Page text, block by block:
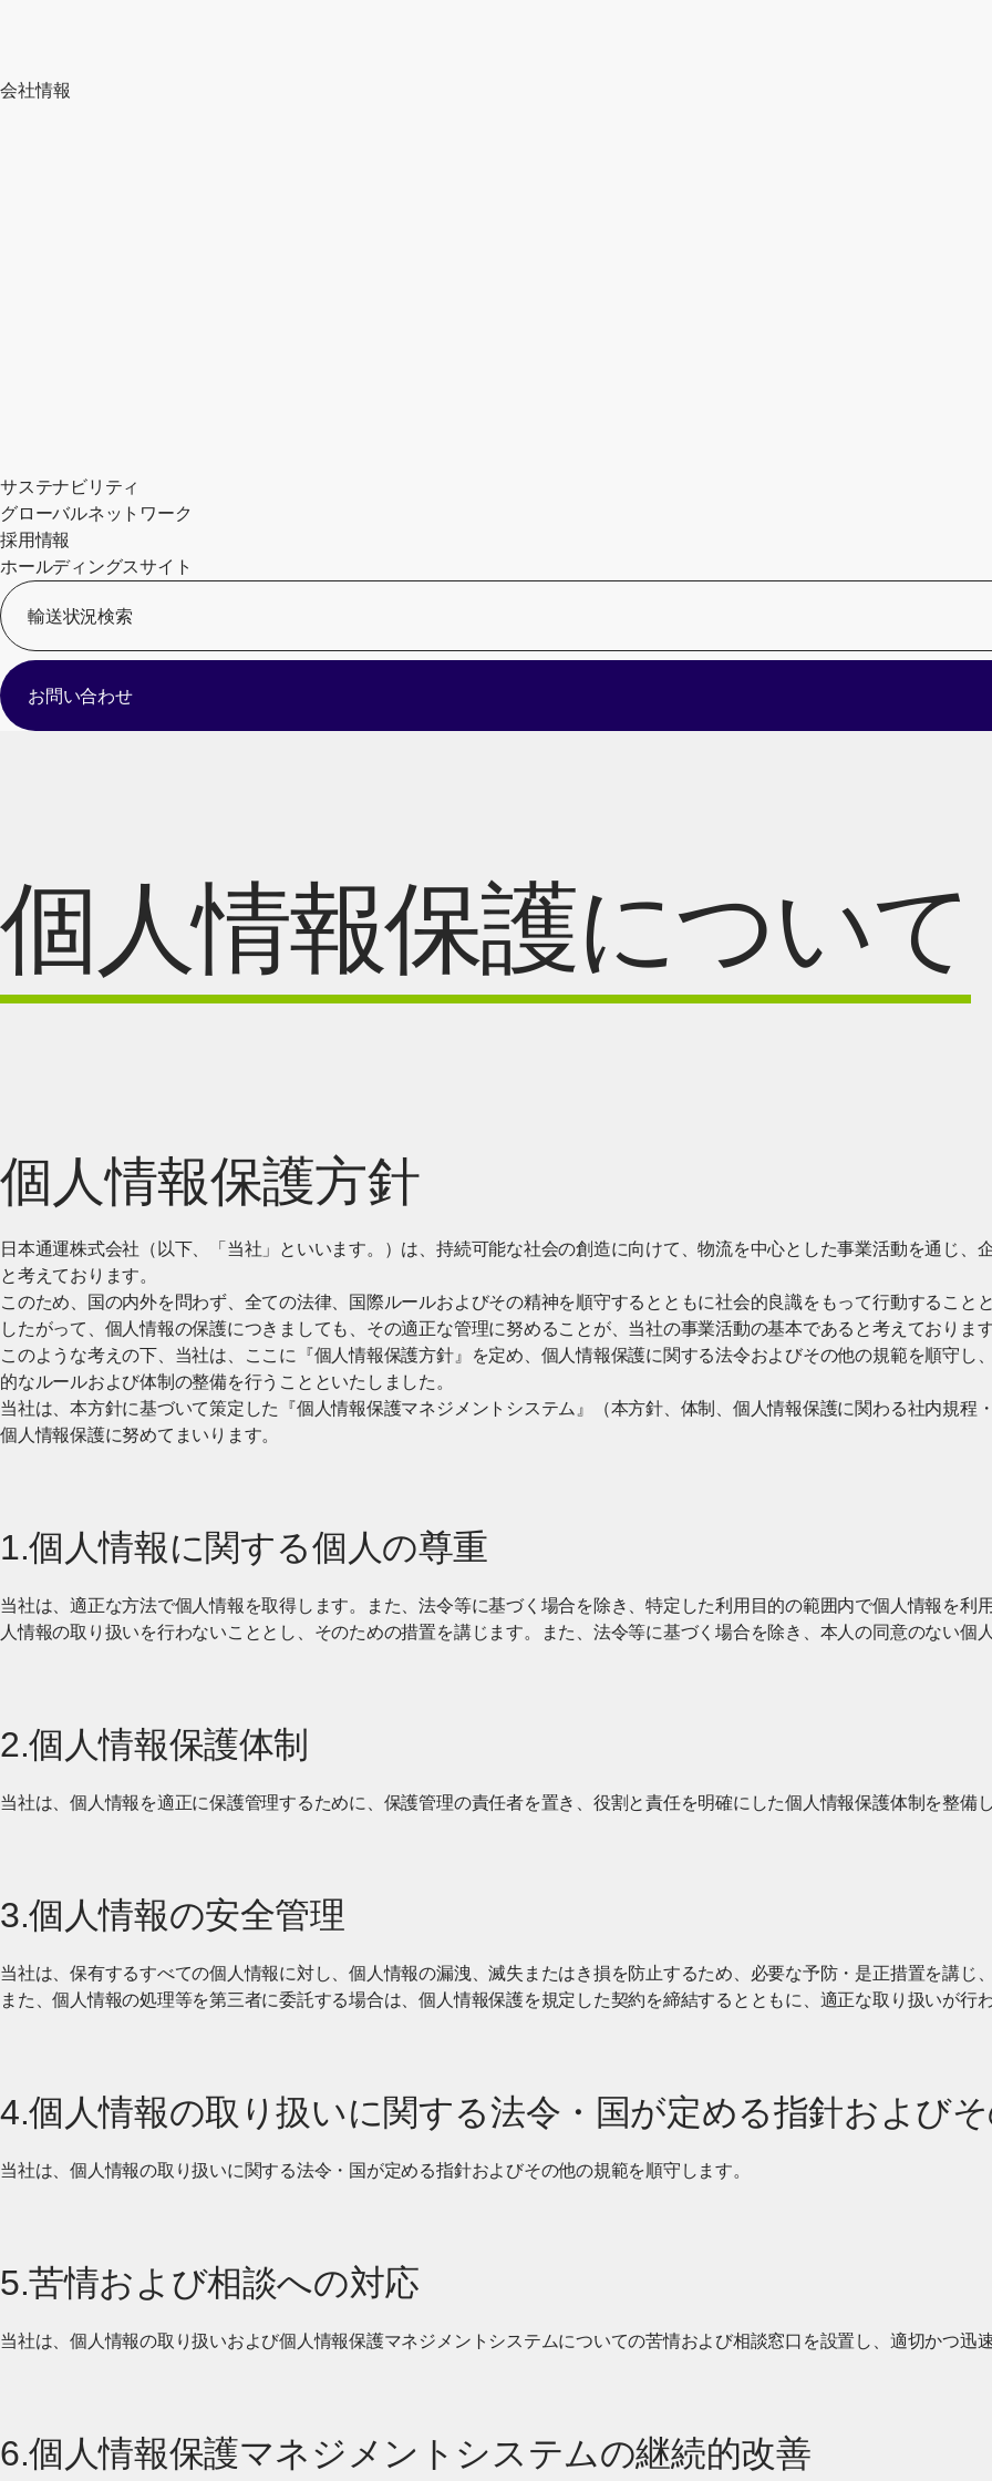
会社情報
サステナビリティ
グローバルネットワーク
採用情報
ホールディングスサイト
輸送状況検索
お問い合わせ
個人情報保護について
個人情報保護方針
日本通運株式会社（以下、「当社」といいます。）は、持続可能な社会の創造に向けて、物流を中心とした事業活動を通じ、
と考えております。
このため、国の内外を問わず、全ての法律、国際ルールおよびその精神を順守するとともに社会的良識をもって行動すること
したがって、個人情報の保護につきましても、その適正な管理に努めることが、当社の事業活動の基本であると考えておりま
このような考えの下、当社は、ここに『個人情報保護方針』を定め、個人情報保護に関する法令およびその他の規範を順守し
的なルールおよび体制の整備を行うことといたしました。
当社は、本方針に基づいて策定した『個人情報保護マネジメントシステム』（本方針、体制、個人情報保護に関わる社内規程
個人情報保護に努めてまいります。
1.個人情報に関する個人の尊重
当社は、適正な方法で個人情報を取得します。また、法令等に基づく場合を除き、特定した利用目的の範囲内で個人情報を利
人情報の取り扱いを行わないこととし、そのための措置を講じます。また、法令等に基づく場合を除き、本人の同意のない個
2.個人情報保護体制
当社は、個人情報を適正に保護管理するために、保護管理の責任者を置き、役割と責任を明確にした個人情報保護体制を整備
3.個人情報の安全管理
当社は、保有するすべての個人情報に対し、個人情報の漏洩、滅失またはき損を防止するため、必要な予防・是正措置を講じ
また、個人情報の処理等を第三者に委託する場合は、個人情報保護を規定した契約を締結するとともに、適正な取り扱いが行
4.個人情報の取り扱いに関する法令・国が定める指針および
当社は、個人情報の取り扱いに関する法令・国が定める指針およびその他の規範を順守します。
5.苦情および相談への対応
当社は、個人情報の取り扱いおよび個人情報保護マネジメントシステムについての苦情および相談窓口を設置し、適切かつ迅
6.個人情報保護マネジメントシステムの継続的改善